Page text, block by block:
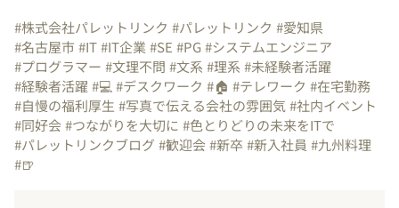
#株式会社パレットリンク #パレットリンク #愛知県
#名古屋市 #IT#IT企業 #SE #PG#システムエンジニア
#プログラマー #文理不問 #文系 #理系 #未経験者活躍
#経験者活躍 #💻#デスクワーク #🏠️ #テレワーク #在宅勤務
#自慢の福利厚生 #写真で伝える会社の雰囲気#社内イベント
#同好会#つながりを大切に #色とりどりの未来をITで
#パレットリンクブログ #歓迎会#新卒 #新入社員 #九州料理
#🍺